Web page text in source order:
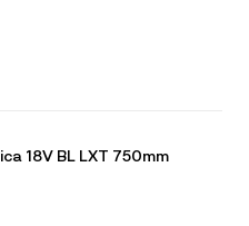
18V BL LXT 750mm